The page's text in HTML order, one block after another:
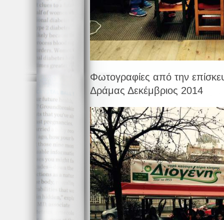
Φωτογραφίες από την
Δράμας Δεκέμβριος 2014